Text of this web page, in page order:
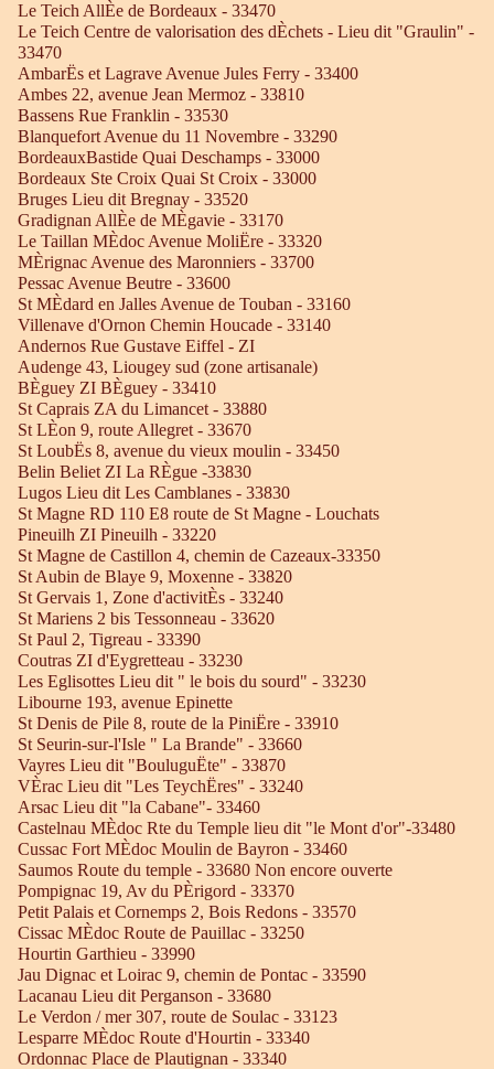
Le Teich AllÈe de Bordeaux - 33470
Le Teich Centre de valorisation des dÈchets - Lieu dit "Graulin" -
33470
AmbarËs et Lagrave Avenue Jules Ferry - 33400
Ambes 22, avenue Jean Mermoz - 33810
Bassens Rue Franklin - 33530
Blanquefort Avenue du 11 Novembre - 33290
BordeauxBastide Quai Deschamps - 33000
Bordeaux Ste Croix Quai St Croix - 33000
Bruges Lieu dit Bregnay - 33520
Gradignan AllÈe de MÈgavie - 33170
Le Taillan MÈdoc Avenue MoliËre - 33320
MÈrignac Avenue des Maronniers - 33700
Pessac Avenue Beutre - 33600
St MÈdard en Jalles Avenue de Touban - 33160
Villenave d'Ornon Chemin Houcade - 33140
Andernos Rue Gustave Eiffel - ZI
Audenge 43, Liougey sud (zone artisanale)
BÈguey ZI BÈguey - 33410
St Caprais ZA du Limancet - 33880
St LÈon 9, route Allegret - 33670
St LoubËs 8, avenue du vieux moulin - 33450
Belin Beliet ZI La RÈgue -33830
Lugos Lieu dit Les Camblanes - 33830
St Magne RD 110 E8 route de St Magne - Louchats
Pineuilh ZI Pineuilh - 33220
St Magne de Castillon 4, chemin de Cazeaux-33350
St Aubin de Blaye 9, Moxenne - 33820
St Gervais 1, Zone d'activitÈs - 33240
St Mariens 2 bis Tessonneau - 33620
St Paul 2, Tigreau - 33390
Coutras ZI d'Eygretteau - 33230
Les Eglisottes Lieu dit " le bois du sourd" - 33230
Libourne 193, avenue Epinette
St Denis de Pile 8, route de la PiniËre - 33910
St Seurin-sur-l'Isle " La Brande" - 33660
Vayres Lieu dit "BouluguËte" - 33870
VÈrac Lieu dit "Les TeychËres" - 33240
Arsac Lieu dit "la Cabane"- 33460
Castelnau MÈdoc Rte du Temple lieu dit "le Mont d'or"-33480
Cussac Fort MÈdoc Moulin de Bayron - 33460
Saumos Route du temple - 33680 Non encore ouverte
Pompignac 19, Av du PÈrigord - 33370
Petit Palais et Cornemps 2, Bois Redons - 33570
Cissac MÈdoc Route de Pauillac - 33250
Hourtin Garthieu - 33990
Jau Dignac et Loirac 9, chemin de Pontac - 33590
Lacanau Lieu dit Perganson - 33680
Le Verdon / mer 307, route de Soulac - 33123
Lesparre MÈdoc Route d'Hourtin - 33340
Ordonnac Place de Plautignan - 33340